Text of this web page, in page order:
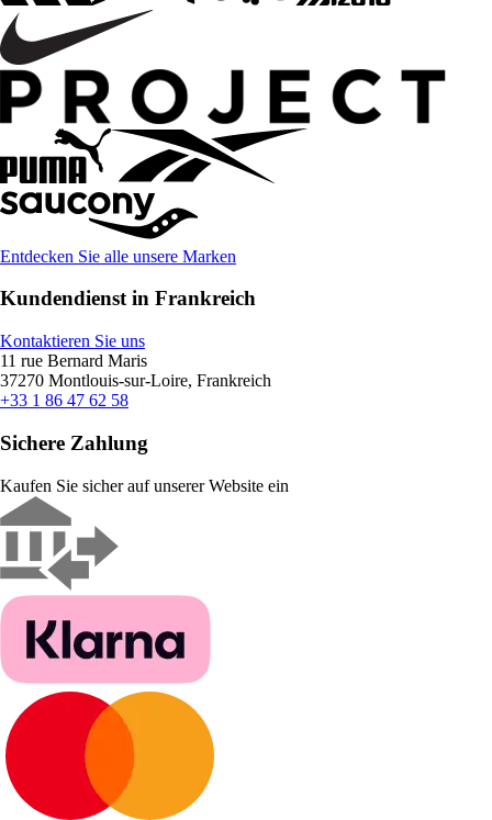
Entdecken Sie alle unsere Marken
Kundendienst in Frankreich
Kontaktieren Sie uns
11 rue Bernard Maris
37270 Montlouis-sur-Loire, Frankreich
+33 1 86 47 62 58
Sichere Zahlung
Kaufen Sie sicher auf unserer Website ein